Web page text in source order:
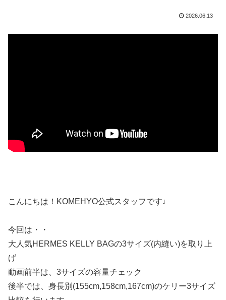
2026.06.13
こんにちは！KOMEHYO公式スタッフです♩
今回は・・
大人気HERMES KELLY BAGの3サイズ(内縫い)を取り上
げ
動画前半は、3サイズの容量チェック
後半では、身長別(155cm,158cm,167cm)のケリー3サイズ